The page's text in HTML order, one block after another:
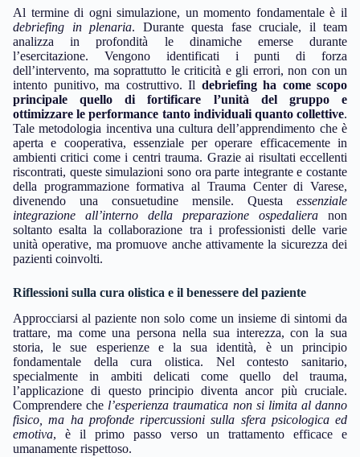
Al termine di ogni simulazione, un momento fondamentale è il
debriefing in plenaria. Durante questa fase cruciale, il team
analizza in profondità le dinamiche emerse durante
l’esercitazione. Vengono identificati i punti di forza
dell’intervento, ma soprattutto le criticità e gli errori, non con un
intento punitivo, ma costruttivo. Il debriefing ha come scopo
principale quello di fortificare l’unità del gruppo e
ottimizzare le performance tanto individuali quanto collettive.
Tale metodologia incentiva una cultura dell’apprendimento che è
aperta e cooperativa, essenziale per operare efficacemente in
ambienti critici come i centri trauma. Grazie ai risultati eccellenti
riscontrati, queste simulazioni sono ora parte integrante e costante
della programmazione formativa al Trauma Center di Varese,
divenendo una consuetudine mensile. Questa essenziale
integrazione all’interno della preparazione ospedaliera non
soltanto esalta la collaborazione tra i professionisti delle varie
unità operative, ma promuove anche attivamente la sicurezza dei
pazienti coinvolti.
Riflessioni sulla cura olistica e il benessere del paziente
Approcciarsi al paziente non solo come un insieme di sintomi da
trattare, ma come una persona nella sua interezza, con la sua
storia, le sue esperienze e la sua identità, è un principio
fondamentale della cura olistica. Nel contesto sanitario,
specialmente in ambiti delicati come quello del trauma,
l’applicazione di questo principio diventa ancor più cruciale.
Comprendere che l’esperienza traumatica non si limita al danno
fisico, ma ha profonde ripercussioni sulla sfera psicologica ed
emotiva, è il primo passo verso un trattamento efficace e
umanamente rispettoso.